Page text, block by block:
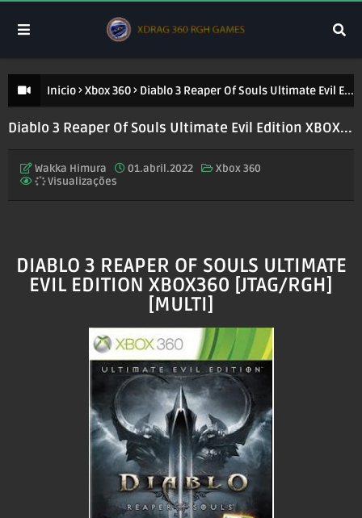
Inicio Xbox 360 Diablo 3 Reaper Of Souls Ultimate Evil Edition XBOX360 [JTAG/RGH][MULTI]
Diablo 3 Reaper Of Souls Ultimate Evil Edition XBOX360 [JTAG/RGH][MULTI]
Wakka Himura 01.abril.2022
Xbox 360
Visualizações
DIABLO 3 REAPER OF SOULS ULTIMATE
EVIL EDITION XBOX360 [JTAG/RGH]
[MULTI]